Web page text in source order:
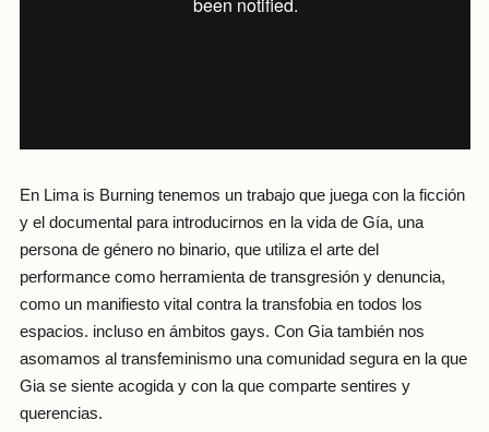
En Lima is Burning tenemos un trabajo que juega con la ficción
y el documental para introducirnos en la vida de Gía, una
persona de género no binario, que utiliza el arte del
performance como herramienta de transgresión y denuncia,
como un manifiesto vital contra la transfobia en todos los
espacios. incluso en ámbitos gays. Con Gia también nos
asomamos al transfeminismo una comunidad segura en la que
Gia se siente acogida y con la que comparte sentires y
querencias.